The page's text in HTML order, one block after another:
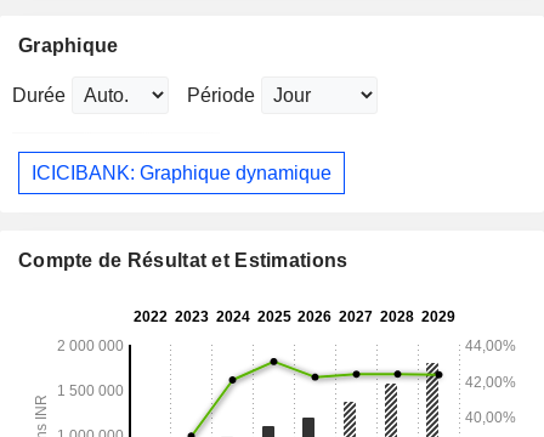
Graphique
Durée Période
ICICIBANK: Graphique dynamique
Compte de Résultat et Estimations